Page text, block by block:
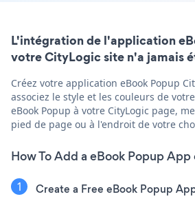
L'intégration de l'application
votre CityLogic site n'a jamais
Créez votre application eBook Popup
associez le style et les couleurs de
eBook Popup à votre CityLogic page,
pied de page ou à l'endroit de votre
How To Add a eBook Popup
Create a Free eBook Popup